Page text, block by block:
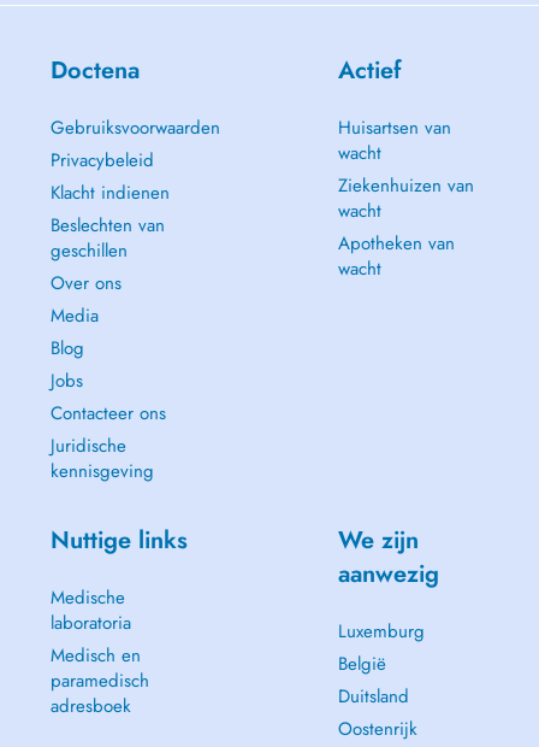
- Accompagnement professionnel
Doctena
Gebruiksvoorwaarden
Privacybeleid
Klacht indienen
Beslechten van
geschillen
Over ons
Media
Blog
Jobs
Contacteer ons
Juridische
kennisgeving
Actief
Huisartsen van
wacht
Ziekenhuizen van
wacht
Apotheken van
wacht
Nuttige links
Medische
laboratoria
Medisch en
paramedisch
adresboek
We zijn
aanwezig
Luxemburg
België
Duitsland
Oostenrijk